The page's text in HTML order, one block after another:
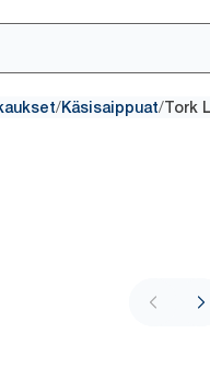
/Käsisaippuat/Tork